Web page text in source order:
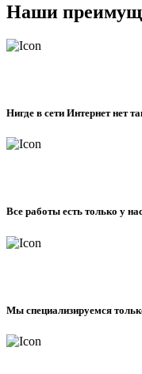
Наши
Нигде в сети Интернет нет
Все работы есть только у
Мы специализируемся